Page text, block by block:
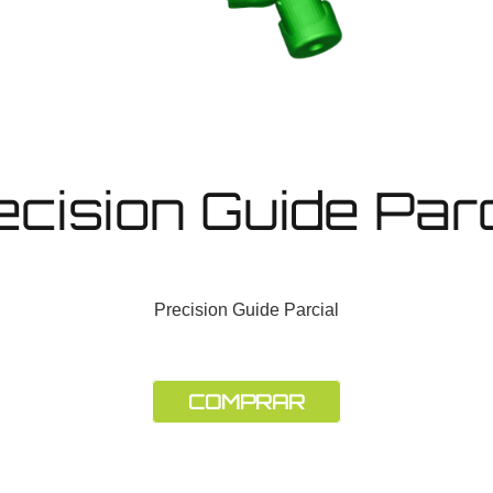
Guide
Precision Guide Parcial
COMPRAR